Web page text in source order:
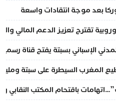
بعد موجة انتقادات واسعة
تقترح تعزيز الدعم المالي
الإسباني بسبتة يفتح قناة
المغرب السيطرة على سبتة
باقتحام المكتب النقابي